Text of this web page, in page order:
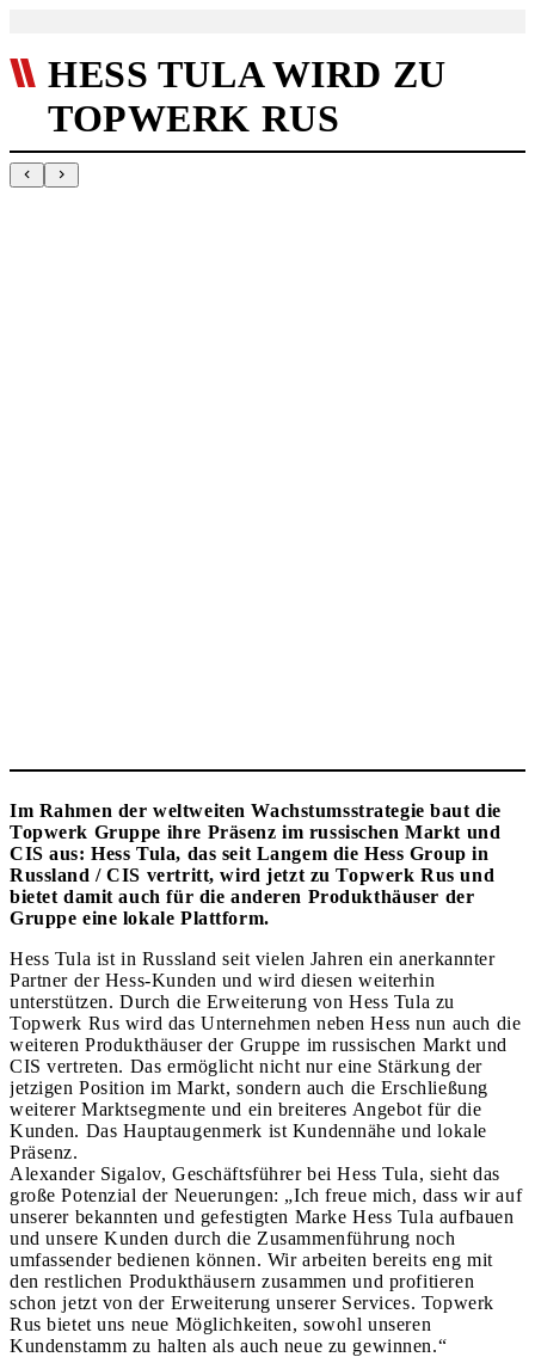
HESS TULA WIRD ZU
TOPWERK RUS
Im Rahmen der weltweiten Wachstumsstrategie baut die
Topwerk Gruppe ihre Präsenz im russischen Markt und
CIS aus: Hess Tula, das seit Langem die Hess Group in
Russland / CIS vertritt, wird jetzt zu Topwerk Rus und
bietet damit auch für die anderen Produkthäuser der
Gruppe eine lokale Plattform.
Hess Tula ist in Russland seit vielen Jahren ein anerkannter
Partner der Hess-Kunden und wird diesen weiterhin
unterstützen. Durch die Erweiterung von Hess Tula zu
Topwerk Rus wird das Unternehmen neben Hess nun auch die
weiteren Produkthäuser der Gruppe im russischen Markt und
CIS vertreten. Das ermöglicht nicht nur eine Stärkung der
jetzigen Position im Markt, sondern auch die Erschließung
weiterer Marktsegmente und ein breiteres Angebot für die
Kunden. Das Hauptaugenmerk ist Kundennähe und lokale
Präsenz.
Alexander Sigalov, Geschäftsführer bei Hess Tula, sieht das
große Potenzial der Neuerungen: „Ich freue mich, dass wir auf
unserer bekannten und gefestigten Marke Hess Tula aufbauen
und unsere Kunden durch die Zusammenführung noch
umfassender bedienen können. Wir arbeiten bereits eng mit
den restlichen Produkthäusern zusammen und profitieren
schon jetzt von der Erweiterung unserer Services. Topwerk
Rus bietet uns neue Möglichkeiten, sowohl unseren
Kundenstamm zu halten als auch neue zu gewinnen.“